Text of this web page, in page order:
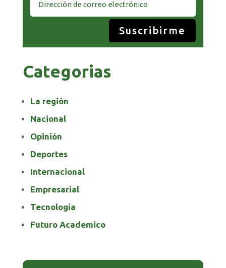
Suscribirme
Categorias
La región
Nacional
Opinión
Deportes
Internacional
Empresarial
Tecnología
Futuro Academico